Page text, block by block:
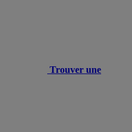
Trouver une